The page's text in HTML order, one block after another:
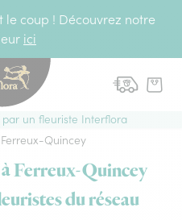
le coup ! Découvrez notre
ici
un fleuriste Interflora
Ferreux-Quincey
Ferreux-Quincey
du réseau